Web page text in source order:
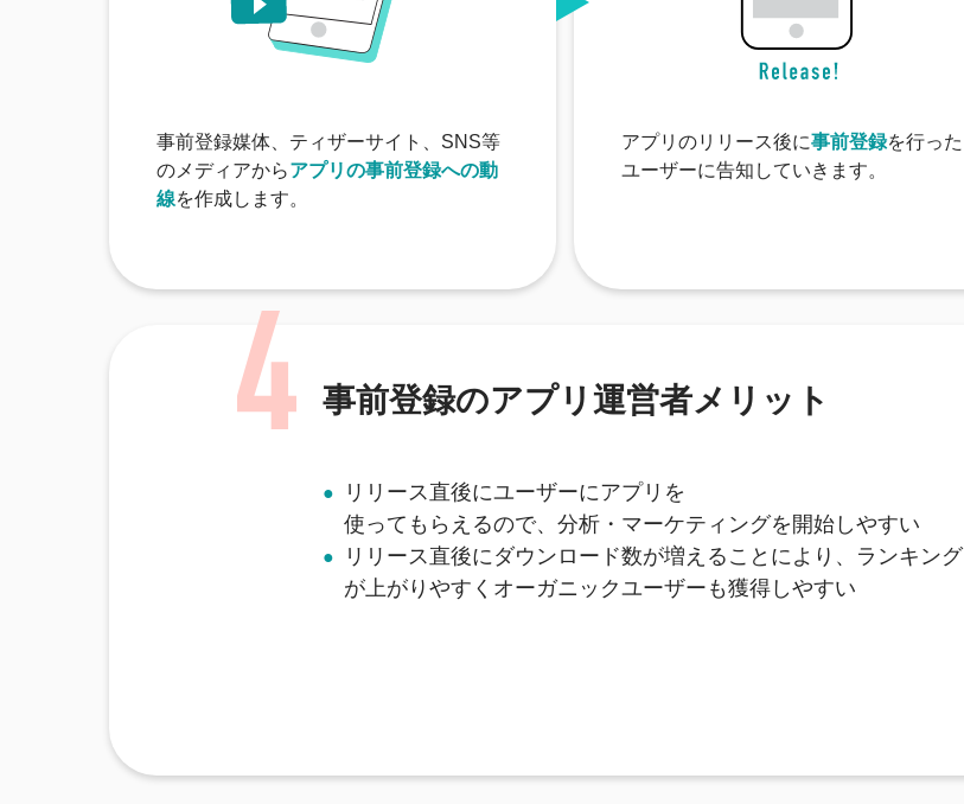
事前登録媒体、ティザーサイト、SNS等
のメディアからアプリの事前登録への動
線を作成します。
アプリのリリース後に事前登録を行った
ユーザーに告知していきます。
事前登録のアプリ運営者メリット
リリース直後にユーザーにアプリを
使ってもらえるので、分析・マーケティングを開始しやすい
リリース直後にダウンロード数が増えることにより、ランキング
が上がりやすくオーガニックユーザーも獲得しやすい